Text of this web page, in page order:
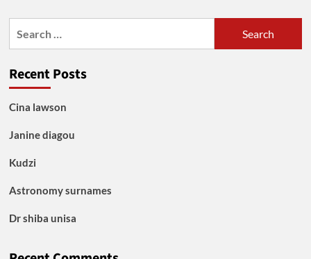
Recent Posts
Cina lawson
Janine diagou
Kudzi
Astronomy surnames
Dr shiba unisa